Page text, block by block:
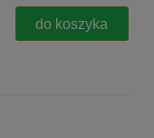
do koszyka